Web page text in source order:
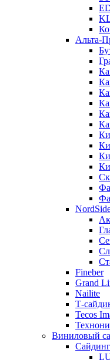
Альта-
Fineber
Grand
Nailite
Т-
Tecos
Виниловый